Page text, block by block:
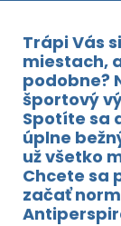
Trápi Vás
miestach,
podobne?
športový
Spotíte sa
úplne
už všetko
Chcete sa
začať